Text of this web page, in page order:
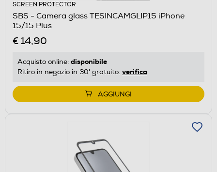
SCREEN PROTECTOR
SBS - Camera glass TESINCAMGLIP15 iPhone
15/15 Plus
€ 14,90
Acquisto online: disponibile
Ritiro in negozio in 30' gratuito: verifica
AGGIUNGI